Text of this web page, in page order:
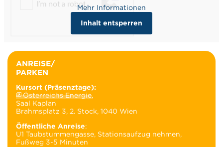
Mehr Informationen
Inhalt entsperren
ANREISE/
PARKEN
Kursort (Präsenztage):
Österreichs Energie,
Saal Kaplan
Brahmsplatz 3, 2. Stock, 1040 Wien
Öffentliche Anreise:
U1 Taubstummengasse, Stationsaufzug nehmen,
Fußweg 3-5 Minuten